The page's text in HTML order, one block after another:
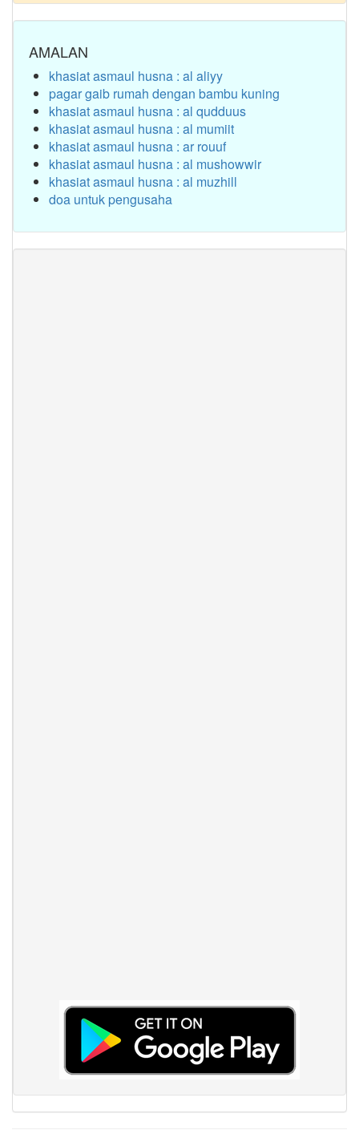
AMALAN
khasiat asmaul husna : al aliyy
pagar gaib rumah dengan bambu kuning
khasiat asmaul husna : al qudduus
khasiat asmaul husna : al mumiit
khasiat asmaul husna : ar rouuf
khasiat asmaul husna : al mushowwir
khasiat asmaul husna : al muzhill
doa untuk pengusaha